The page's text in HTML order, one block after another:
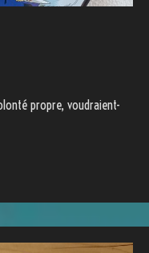
propre, voudraient-